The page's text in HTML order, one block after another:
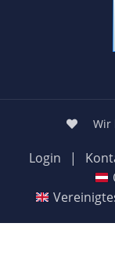
Wir
Login |